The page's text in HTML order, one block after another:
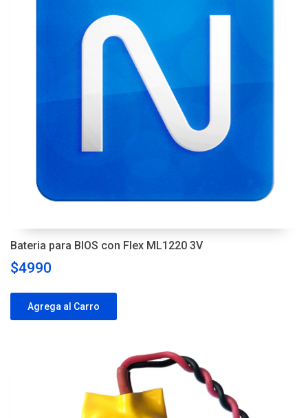
Bateria para BIOS con Flex ML1220 3V
$4990
Agrega al Carro